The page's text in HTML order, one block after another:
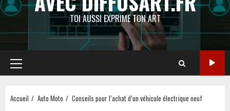
TOI AUSSI EXPRIME TON ART
Menu
principal
Accueil Auto Moto Conseils pour l’achat d’un véhicule électrique neuf